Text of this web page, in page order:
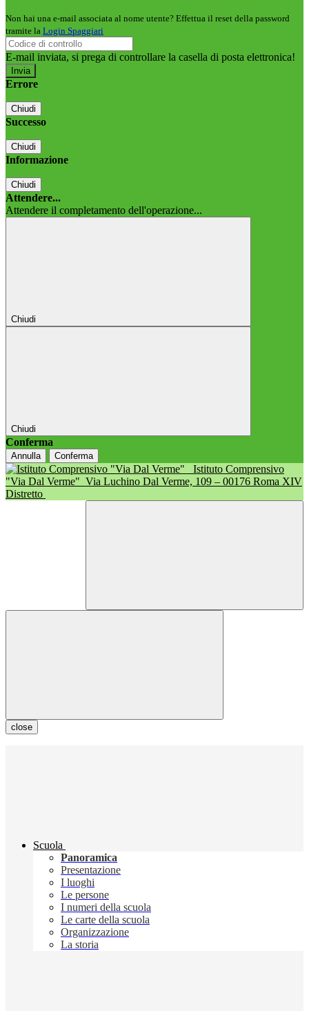
Non hai una e-mail associata al nome utente? Effettua il reset della password
tramite la Login Spaggiari
E-mail inviata, si prega di controllare la casella di posta elettronica!
Errore
Chiudi
Successo
Chiudi
Informazione
Chiudi
Attendere...
Attendere il completamento dell'operazione...
Chiudi
Chiudi
Conferma
Annulla Conferma
Istituto Comprensivo
"Via Dal Verme" Via Luchino Dal Verme, 109 – 00176 Roma XIV
Distretto
close
Scuola
Panoramica
Presentazione
I luoghi
Le persone
I numeri della scuola
Le carte della scuola
Organizzazione
La storia